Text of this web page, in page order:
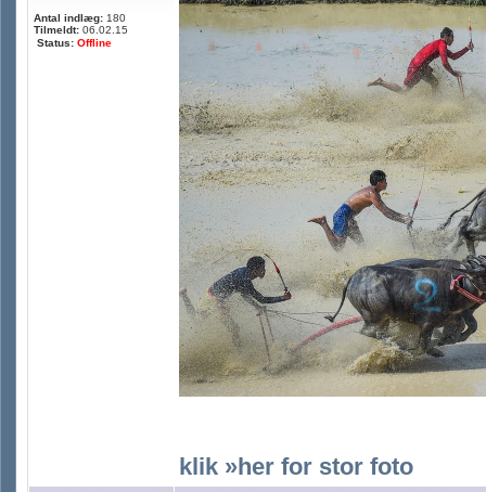
Antal indlæg: 180
Tilmeldt: 06.02.15
Status: Offline
klik »her for stor foto